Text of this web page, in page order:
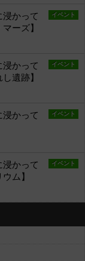
イベント
浸かって
ーズ】
イベント
浸かって
遺跡】
イベント
浸かって
イベント
浸かって
ム】